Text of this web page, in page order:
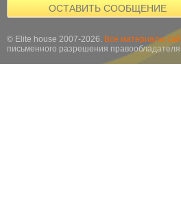
ОСТАВИТЬ СООБЩЕНИЕ
© Elite house 2007-2026. Все материалы
письменного разрешения правообладателя.